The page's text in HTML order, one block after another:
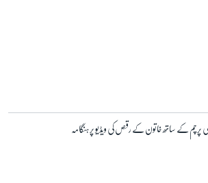
کے ساتھ خاتون کے رقص کی ویڈیو پر ہنگامہ